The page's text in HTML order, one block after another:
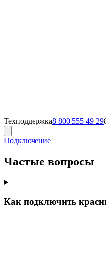
Техподдержка8 800 555 49 29
Подключение
Частые вопросы
Как подключить